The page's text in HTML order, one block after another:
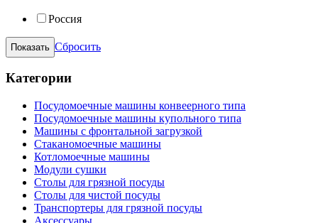
Россия
Сбросить
Категории
Посудомоечные машины конвеерного типа
Посудомоечные машины купольного типа
Машины с фронтальной загрузкой
Стаканомоечные машины
Котломоечные машины
Модули сушки
Столы для грязной посуды
Столы для чистой посуды
Транспортеры для грязной посуды
Аксессуары